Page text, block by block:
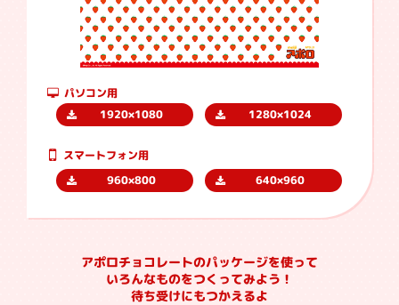
パソコン用
1920×1080 1280×1024
スマートフォン用
960×800 640×960
アポロチョコレートのパッケージを使って
いろんなものをつくってみよう！
待ち受けにもつかえるよ